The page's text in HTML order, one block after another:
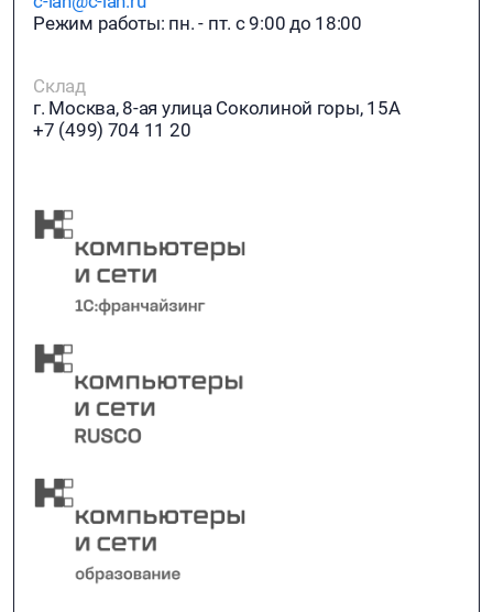
Режим работы: пн. - пт. с 9:00 до 18:00
Склад
г. Москва, 8-ая улица Соколиной горы, 15А
+7 (499) 704 11 20